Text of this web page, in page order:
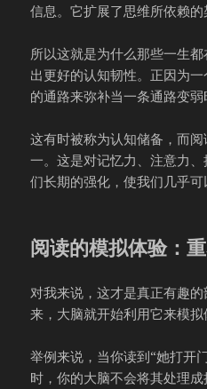
信息。它扩展了思维所依赖的
所以这就是为什么那些一生
出更好的认知韧性。正因为
的通路来弥补当一条通路变弱
这有时被称为认知储备，而
一。这是对记忆力、注意力
们长期的强化，使我们几乎可
阅读的模拟体验：
对我来说，这才是真正有趣
来，大脑就开始利用它来模拟
举例来说，当你读到“她打开
时，你的大脑不会将其处理